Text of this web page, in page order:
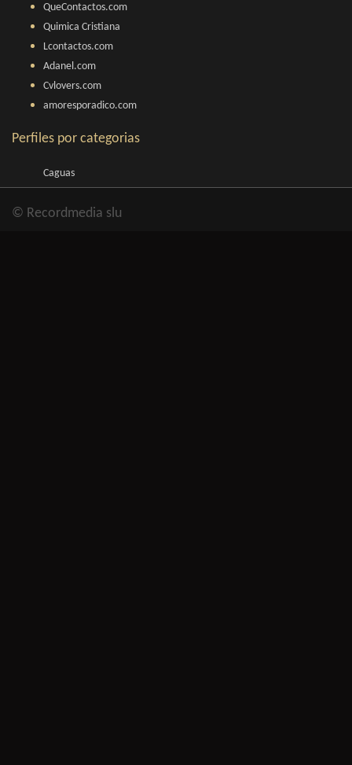
QueContactos.com
Quimica Cristiana
Lcontactos.com
Adanel.com
Cvlovers.com
amoresporadico.com
Perfiles por categorias
Caguas
© Recordmedia slu